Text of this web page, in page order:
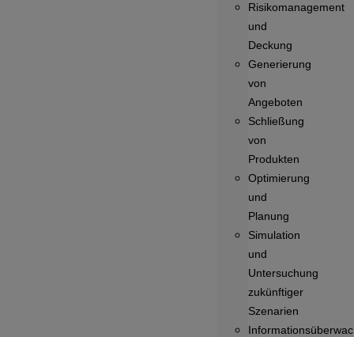
Risikomanagement
und
Deckung
Generierung
von
Angeboten
Schließung
von
Produkten
Optimierung
und
Planung
Simulation
und
Untersuchung
zukünftiger
Szenarien